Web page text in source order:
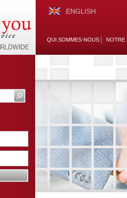
ENGLISH
QUI SOMMES-NOUS NOTRE